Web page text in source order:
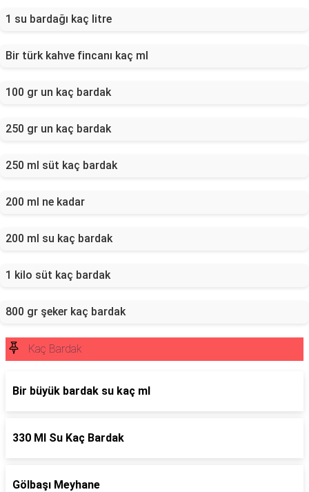
1 su bardağı kaç litre
Bir türk kahve fincanı kaç ml
100 gr un kaç bardak
250 gr un kaç bardak
250 ml süt kaç bardak
200 ml ne kadar
200 ml su kaç bardak
1 kilo süt kaç bardak
800 gr şeker kaç bardak
Kaç Bardak
Bir büyük bardak su kaç ml
330 Ml Su Kaç Bardak
Gölbaşı Meyhane